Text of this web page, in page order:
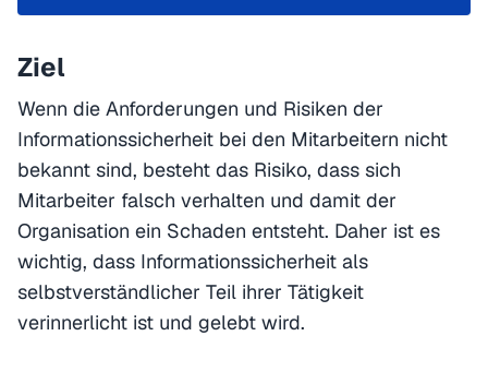
Ziel
Wenn die Anforderungen und Risiken der
Informationssicherheit bei den Mitarbeitern nicht
bekannt sind, besteht das Risiko, dass sich
Mitarbeiter falsch verhalten und damit der
Organisation ein Schaden entsteht. Daher ist es
wichtig, dass Informationssicherheit als
selbstverständlicher Teil ihrer Tätigkeit
verinnerlicht ist und gelebt wird.